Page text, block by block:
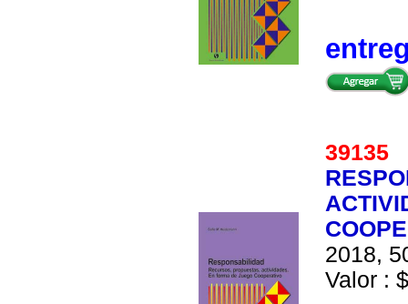
39135
2018,
Valor :